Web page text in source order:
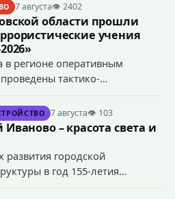
7 августа👁 2402
области прошли
учения
в регионе оперативным
тактико-
акта на объекте
власти.
7 августа👁 103
– красота света и
развития городской
в год 155-летия